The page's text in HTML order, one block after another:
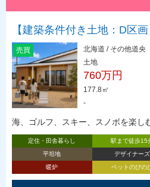
【建築条件付き土地：D区
売買
北海道 / その他道央
土地
760万円
177.8㎡
-
海、ゴルフ、スキー、スノボを楽し
定住・田舎暮らし 駅まで徒歩15
平坦地
デザイナーズ
暖炉
ペットのびの